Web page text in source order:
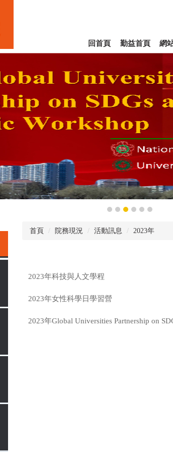
回首頁 勤益首頁 網
首頁 院務現況 活動訊息 2023年
2023年科技與人文學程
2023年女性科學日學習營
2023年Global Universities Partnership on